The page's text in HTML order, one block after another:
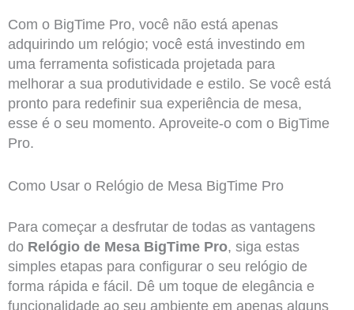
Com o BigTime Pro, você não está apenas
adquirindo um relógio; você está investindo em
uma ferramenta sofisticada projetada para
melhorar a sua produtividade e estilo. Se você está
pronto para redefinir sua experiência de mesa,
esse é o seu momento. Aproveite-o com o BigTime
Pro.
Como Usar o Relógio de Mesa BigTime Pro
Para começar a desfrutar de todas as vantagens
do Relógio de Mesa BigTime Pro, siga estas
simples etapas para configurar o seu relógio de
forma rápida e fácil. Dê um toque de elegância e
funcionalidade ao seu ambiente em apenas alguns